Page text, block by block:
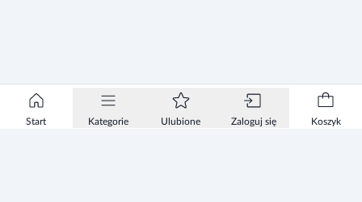
Start Kategorie Ulubione Zaloguj się Koszyk